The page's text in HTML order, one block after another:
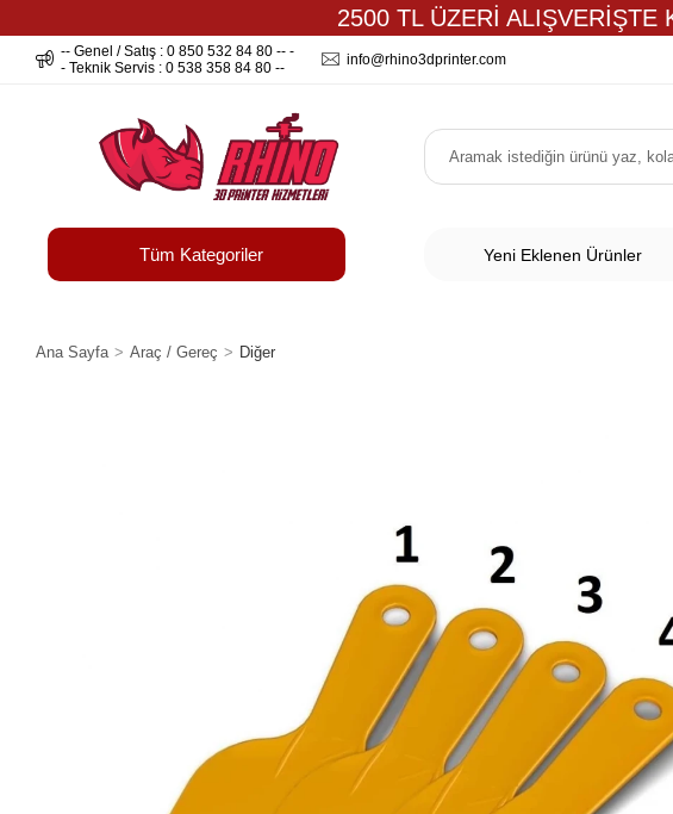
2500 TL ÜZERİ ALIŞVERİŞTE
-- Genel / Satış : 0 850 532 84 80 -- -
- Teknik Servis : 0 538 358 84 80 --
info@rhino3dprinter.com
Tüm Kategoriler Yeni Eklenen Ürünler
Ana Sayfa Araç / Gereç Diğer